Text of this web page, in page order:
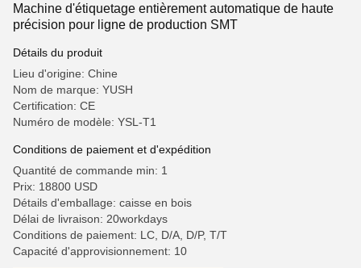
Machine d'étiquetage entièrement automatique de haute
précision pour ligne de production SMT
Détails du produit
Lieu d'origine: Chine
Nom de marque: YUSH
Certification: CE
Numéro de modèle: YSL-T1
Conditions de paiement et d'expédition
Quantité de commande min: 1
Prix: 18800 USD
Détails d'emballage: caisse en bois
Délai de livraison: 20workdays
Conditions de paiement: LC, D/A, D/P, T/T
Capacité d'approvisionnement: 10